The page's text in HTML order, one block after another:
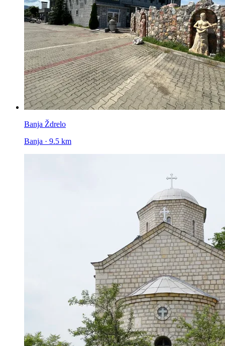
Banja Ždrelo
Banja · 9.5 km